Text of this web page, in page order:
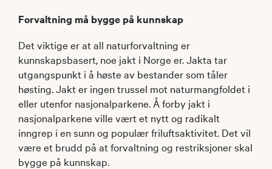
Forvaltning må bygge på kunnskap
Det viktige er at all naturforvaltning er
kunnskapsbasert, noe jakt i Norge er. Jakta tar
utgangspunkt i å høste av bestander som tåler
høsting. Jakt er ingen trussel mot naturmangfoldet i
eller utenfor nasjonalparkene. Å forby jakt i
nasjonalparkene ville vært et nytt og radikalt
inngrep i en sunn og populær friluftsaktivitet. Det vil
være et brudd på at forvaltning og restriksjoner skal
bygge på kunnskap.